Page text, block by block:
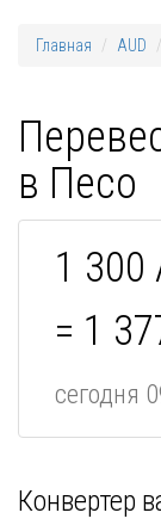
Главная AUD
в Песо
1 300
= 1
сегодня
Конвертер